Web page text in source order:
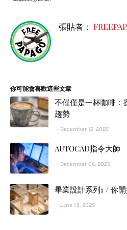
張貼者：
你可能會喜歡這些文章
不僅僅是一杯咖啡：
趨勢
December 12, 2025
AUTOCAD指令大師
December 06, 2025
畢業設計系列1 / 你
June 13, 2025